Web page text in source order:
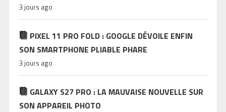
3 jours ago
PIXEL 11 PRO FOLD : GOOGLE DÉVOILE ENFIN
SON SMARTPHONE PLIABLE PHARE
3 jours ago
GALAXY S27 PRO : LA MAUVAISE NOUVELLE SUR
SON APPAREIL PHOTO